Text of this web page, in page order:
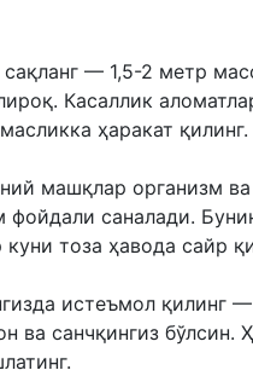
— 1,5-2 метр
Касаллик
ҳаракат қилинг.
машқлар организм ва
саналади.
тоза ҳавода сайр
истеъмол қилинг
ва санчқингиз